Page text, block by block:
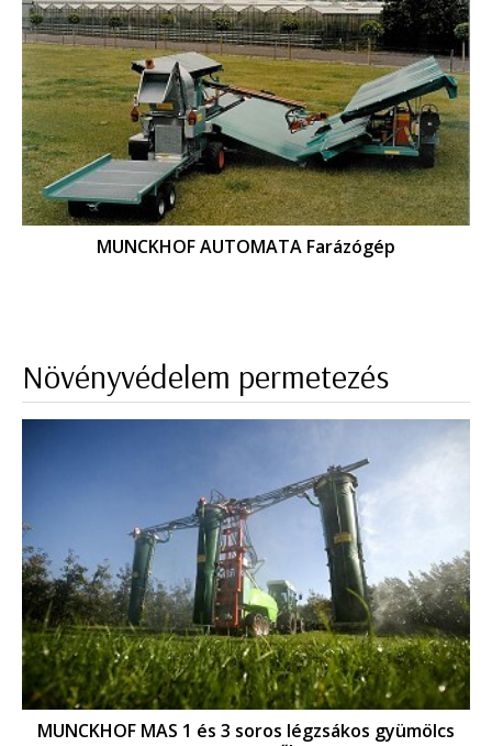
MUNCKHOF AUTOMATA Farázógép
Növényvédelem permetezés
MUNCKHOF MAS 1 és 3 soros légzsákos gyümölcs